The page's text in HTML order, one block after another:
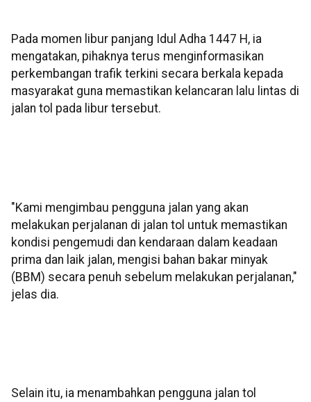
Pada momen libur panjang Idul Adha 1447 H, ia
mengatakan, pihaknya terus menginformasikan
perkembangan trafik terkini secara berkala kepada
masyarakat guna memastikan kelancaran lalu lintas di
jalan tol pada libur tersebut.
"Kami mengimbau pengguna jalan yang akan
melakukan perjalanan di jalan tol untuk memastikan
kondisi pengemudi dan kendaraan dalam keadaan
prima dan laik jalan, mengisi bahan bakar minyak
(BBM) secara penuh sebelum melakukan perjalanan,"
jelas dia.
Selain itu, ia menambahkan pengguna jalan tol